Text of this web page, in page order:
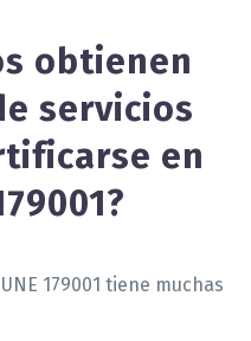
obtienen
servicios
en
179001 tiene muchas